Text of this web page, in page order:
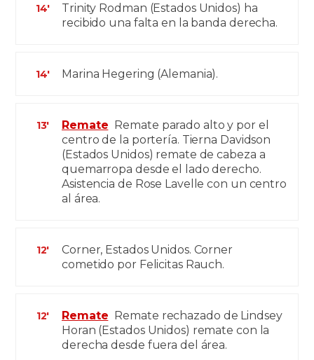
14'
Trinity Rodman (Estados Unidos) ha
recibido una falta en la banda derecha.
14' Marina Hegering (Alemania).
13' Remate Remate parado alto y por el
centro de la portería. Tierna Davidson
(Estados Unidos) remate de cabeza a
quemarropa desde el lado derecho.
Asistencia de Rose Lavelle con un centro
al área.
12'
Corner, Estados Unidos. Corner
cometido por Felicitas Rauch.
12' Remate Remate rechazado de Lindsey
Horan (Estados Unidos) remate con la
derecha desde fuera del área.